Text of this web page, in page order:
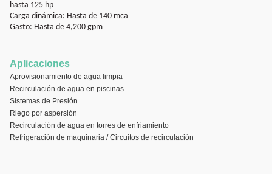
hasta 125 hp
Carga dinámica: Hasta de 140 mca
Gasto: Hasta de 4,200 gpm
Aplicaciones
Aprovisionamiento de agua limpia
Recirculación de agua en piscinas
Sistemas de Presión
Riego por aspersión
Recirculación de agua en torres de enfriamiento
Refrigeración de maquinaria / Circuitos de recirculación